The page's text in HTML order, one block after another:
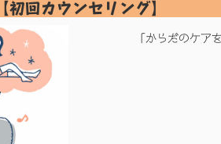
【初回カウンセリング】
「からだのケア